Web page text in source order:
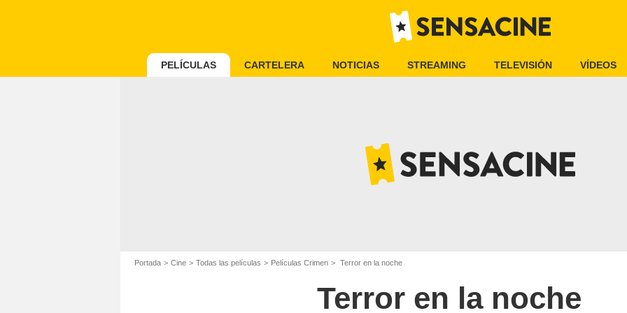
PELÍCULAS CARTELERA NOTICIAS STREAMING TELEVISIÓN VÍDEOS
Portada Cine Todas las películas Películas Crimen Terror en la noche
Terror en la noche